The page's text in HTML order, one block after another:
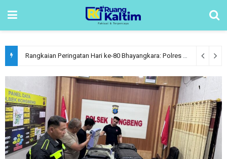
Rangkaian Peringatan Hari ke-80 Bhayangkara: Polres Kutim, Sinarmas dan Yayasan Buddha Tzu Chi Gelar Sunatan Massal